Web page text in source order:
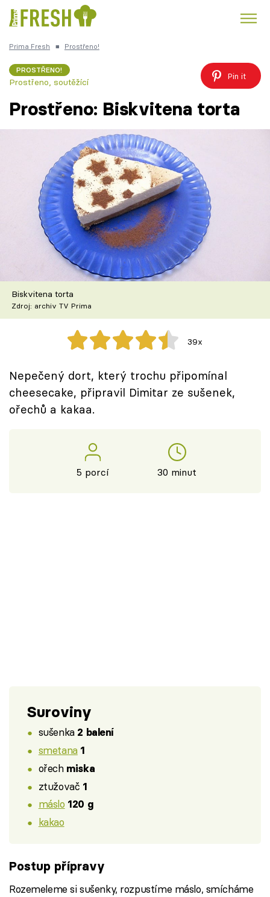
Česká kuchyně
Témata
Recepty
Články
TV Program
Škola vaření
Recepty z TV
Speciál: Cuketa
Těhotnej kuchař
Sledujte prima+
Prima Fresh ■ Prostřeno!
PROSTŘENO!
Prostřeno, soutěžící
Pin it
Prostřeno: Biskvitena torta
Biskvitena torta
Zdroj: archiv TV Prima
39x
Nepečený dort, který trochu připomínal
cheesecake, připravil Dimitar ze sušenek,
ořechů a kakaa.
5 porcí 30 minut
Suroviny
sušenka 2 balení
smetana 1
ořech miska
ztužovač 1
máslo 120 g
kakao
Postup přípravy
Rozemeleme si sušenky, rozpustíme máslo, smícháme